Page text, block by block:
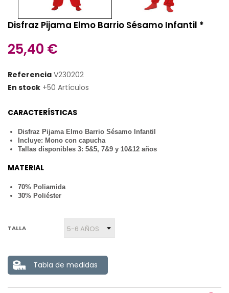
Disfraz Pijama Elmo Barrio Sésamo Infantil *
25,40 €
Referencia V230202
En stock +50 Artículos
CARACTERÍSTICAS
Disfraz Pijama Elmo Barrio Sésamo Infantil
Incluye: Mono con capucha
Tallas disponibles 3: 5&5, 7&9 y 10&12 años
MATERIAL
70% Poliamida
30% Poliéster
TALLA
Tabla de medidas